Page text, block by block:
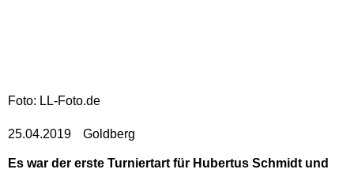
Foto: LL-Foto.de
25.04.2019 Goldberg
Es war der erste Turniertart für Hubertus Schmidt und